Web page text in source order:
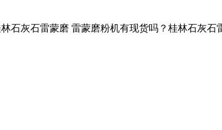
石灰石雷蒙磨 雷蒙磨粉机有现货吗？桂林石灰